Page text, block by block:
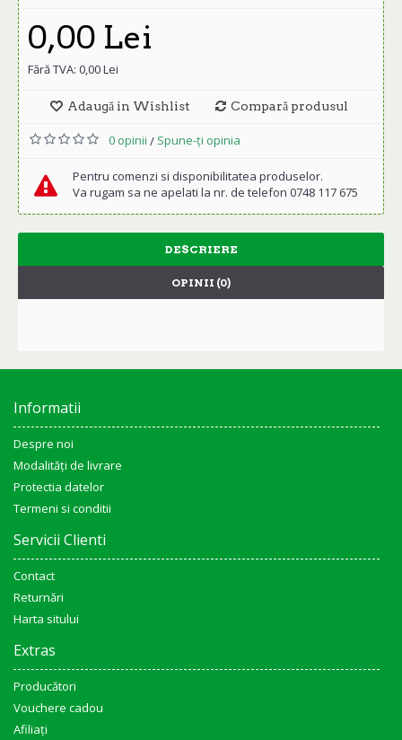
0,00 Lei
Fără TVA: 0,00 Lei
Adaugă in Wishlist Compară produsul
0 opinii / Spune-ţi opinia
Pentru comenzi si disponibilitatea produselor.
Va rugam sa ne apelati la nr. de telefon 0748 117 675
DESCRIERE
OPINII (0)
Informatii
Despre noi
Modalități de livrare
Protectia datelor
Termeni si conditii
Servicii Clienti
Contact
Returnări
Harta sitului
Extras
Producători
Vouchere cadou
Afiliaţi